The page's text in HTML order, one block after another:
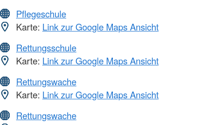
Pflegeschule
Karte: Link zur Google Maps Ansicht
Rettungsschule
Karte: Link zur Google Maps Ansicht
Rettungswache
Karte: Link zur Google Maps Ansicht
Rettungswache